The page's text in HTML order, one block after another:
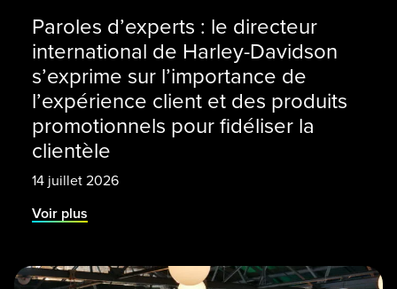
Paroles d’experts : le directeur
international de Harley-Davidson
s’exprime sur l’importance de
l’expérience client et des produits
promotionnels pour fidéliser la
clientèle
14 juillet 2026
Voir plus